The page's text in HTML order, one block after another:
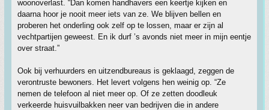
woonoverlast. “Dan komen handhavers een keertje kijken en
daarna hoor je nooit meer iets van ze. We blijven bellen en
proberen het onderling ook zelf op te lossen, maar er zijn al
vechtpartijen geweest. En ik durf ’s avonds niet meer in mijn eentje
over straat.”
Ook bij verhuurders en uitzendbureaus is geklaagd, zeggen de
verontruste bewoners. Het levert volgens hen weinig op. “Ze
nemen de telefoon al niet meer op. Of ze zetten doodleuk
verkeerde huisvuilbakken neer van bedrijven die in andere